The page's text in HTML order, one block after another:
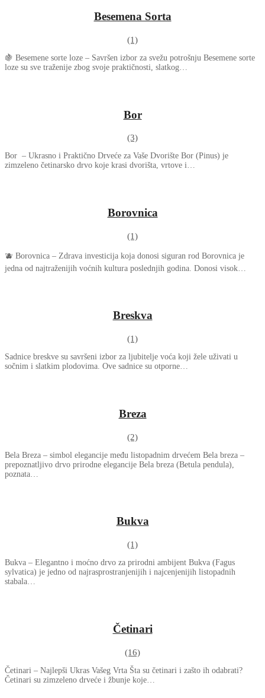
Besemena Sorta
(1)
🍇 Besemene sorte loze – Savršen izbor za svežu potrošnju Besemene sorte
loze su sve traženije zbog svoje praktičnosti, slatkog…
Bor
(3)
Bor – Ukrasno i Praktično Drveće za Vaše Dvorište Bor (Pinus) je
zimzeleno četinarsko drvo koje krasi dvorišta, vrtove i…
Borovnica
(1)
🫐 Borovnica – Zdrava investicija koja donosi siguran rod Borovnica je
jedna od najtraženijih voćnih kultura poslednjih godina. Donosi visok…
Breskva
(1)
Sadnice breskve su savršeni izbor za ljubitelje voća koji žele uživati u
sočnim i slatkim plodovima. Ove sadnice su otporne…
Breza
(2)
Bela Breza – simbol elegancije među listopadnim drvećem Bela breza –
prepoznatljivo drvo prirodne elegancije Bela breza (Betula pendula),
poznata…
Bukva
(1)
Bukva – Elegantno i moćno drvo za prirodni ambijent Bukva (Fagus
sylvatica) je jedno od najrasprostranjenijih i najcenjenijih listopadnih
stabala…
Četinari
(16)
Četinari – Najlepši Ukras Vašeg Vrta Šta su četinari i zašto ih odabrati?
Četinari su zimzeleno drveće i žbunje koje…